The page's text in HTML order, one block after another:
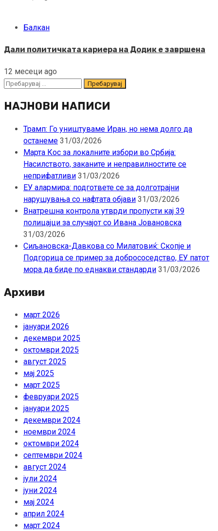
Балкан
Дали политичката кариера на Додик е завршена
12 месеци ago
Пребарувај
НАЈНОВИ НАПИСИ
Трамп: Го уништуваме Иран, но нема долго да
останеме 31/03/2026
Марта Кос за локалните избори во Србија:
Насилството, заканите и неправилностите се
неприфатливи 31/03/2026
ЕУ алармира: подгответе се за долготрајни
нарушувања со нафтата објави 31/03/2026
Внатрешна контрола утврди пропусти кај 39
полицајци за случајот со Ивана Јовановска
31/03/2026
Сиљановска-Давкова со Милатовиќ: Скопје и
Подгорица се пример за добрососедство, ЕУ патот
мора да биде по еднакви стандарди 31/03/2026
Архиви
март 2026
јануари 2026
декември 2025
октомври 2025
август 2025
мај 2025
март 2025
февруари 2025
јануари 2025
декември 2024
ноември 2024
октомври 2024
септември 2024
август 2024
јули 2024
јуни 2024
мај 2024
април 2024
март 2024